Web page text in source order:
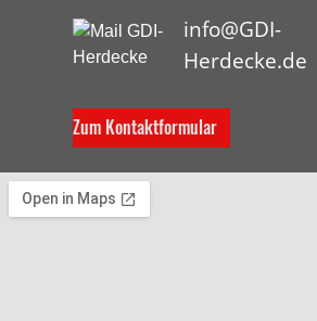
info@GDI-
Herdecke.de
Zum Kontaktformular